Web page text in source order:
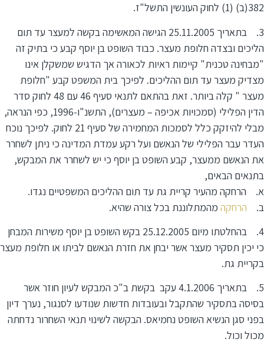
382(ב) (1) לחוק העונשין התשל"ז.
3. בתאריך 25.11.2005 הגישה המאשימה בקשה למעצר עד תום
הליכים ובצדה חלופת מעצר. כבוד השופט בן יוסף קבע כי בתיק זה
"מבחינה טכנית" קיימות ראיות לכאורה אך הדגיש שמשקלן אינו
מצדיק מעצר עד תום ההליכים. לפיכך בית המשפט קבע "חלופת
מעצר " קלה ביותר. זאת בהתאם לתנאי סעיף 46 עם 48 לחוק סדר
הדין הפלילי (סמכויות אכיפה – מעצרים), התשנ"ו-1996, כפי הנראה,
מבלי להיזקק כלל לסמכות המחמירה של סעיף 21 לחוק. לפיכך נוכח
העדר עבר הפלילי של הנאשם ועל רקע עמדת המדינה כי ניתן לשחרר
את הנאשם ממעצר, קבע השופט בן יוסף כי יש לשחרר את המבקש,
בתנאים הבאים,
א. הרחקה מהעיר קריית גת עד תום ההליכים המשפטיים נגדו.
ב. הרחקה מהמתלוננת בכל צורה שהיא.
4. בהחלטתו מיום 25.12.2005 בקש השופט בן יוסף משירות המבחן
כי יכין תסקיר מעצר אשר יבחן את חזרת הנאשם לביתו או חלופת מעצר
בקריית גת.
5. בתאריך 4.1.2006 עקב בקשת ב"כ המבקש לעיון חוזר אשר
בסיסה בתסקיר שהתקבל ובעובדות חדשות שנודעו לסנגור, נערך דיון
בפני סגן הנשיא השופט נחמיאס. הבקשה לשינוי תנאי השחרור נדחתה
מכול וכול.